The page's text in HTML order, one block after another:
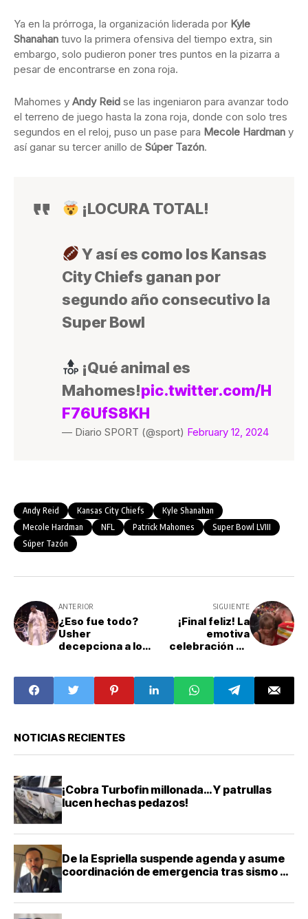
Ya en la prórroga, la organización liderada por Kyle
Shanahan tuvo la primera ofensiva del tiempo extra, sin
embargo, solo pudieron poner tres puntos en la pizarra a
pesar de encontrarse en zona roja.
Mahomes y Andy Reid se las ingeniaron para avanzar todo
el terreno de juego hasta la zona roja, donde con solo tres
segundos en el reloj, puso un pase para Mecole Hardman y
así ganar su tercer anillo de Súper Tazón.
¡LOCURA TOTAL!
Y así es como los Kansas
City Chiefs ganan por
segundo año consecutivo la
Super Bowl
¡Qué animal es
Mahomes!pic.twitter.com/H
F76UfS8KH
— Diario SPORT (@sport) February 12, 2024
Andy Reid Kansas City Chiefs
Kyle Shanahan
Mecole Hardman
NFL Patrick Mahomes
Super Bowl LVIII
Súper Tazón
ANTERIOR
¿Eso fue todo?
Usher
decepciona a los
Tiempo del Super
Bowl LVIII
SIGUIENTE
¡Final feliz! La
emotiva
celebración de
ganar el Super
Bowl LVIII
NOTICIAS RECIENTES
¡Cobra Turbofin millonada… Y patrullas
lucen hechas pedazos!
De la Espriella suspende agenda y asume
coordinación de emergencia tras sismo en